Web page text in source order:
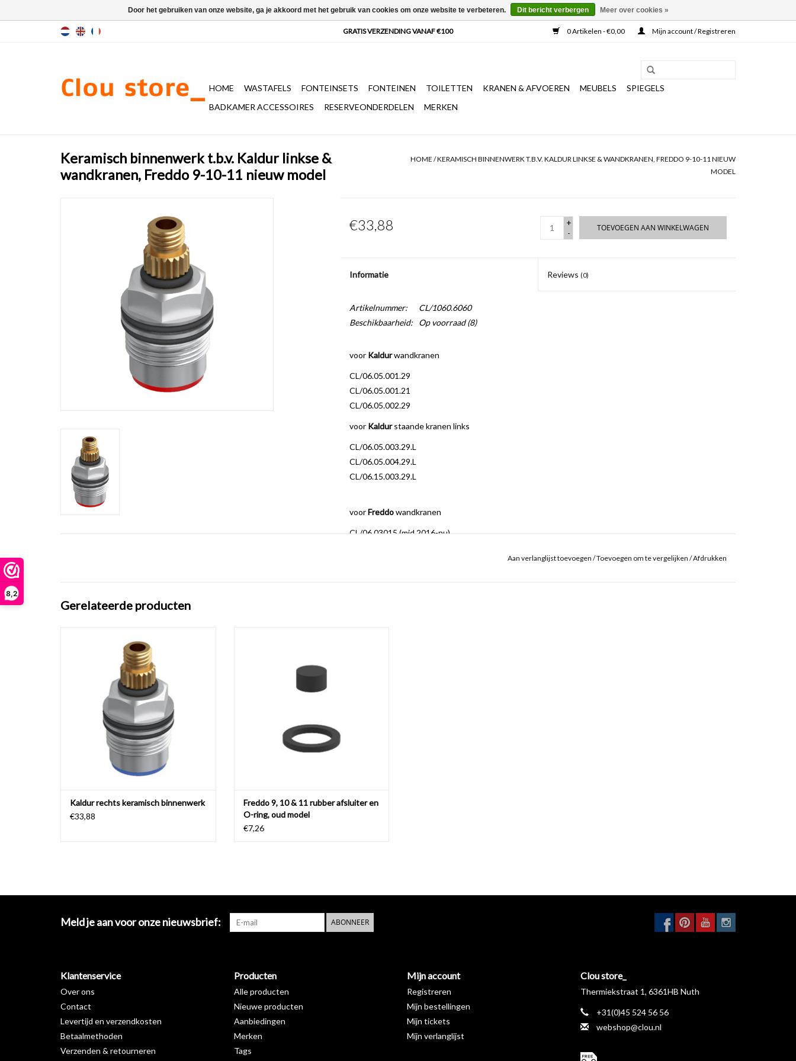
8,2
0 Artikelen - €0,00 Mijn account / Registreren
HOME WASTAFELS FONTEINSETS FONTEINEN TOILETTEN KRANEN & AFVOEREN MEUBELS
SPIEGELS
BADKAMER ACCESSOIRES
RESERVEONDERDELEN MERKEN
Keramisch binnenwerk t.b.v. Kaldur linkse &
wandkranen, Freddo 9-10-11 nieuw model
HOME /KERAMISCH BINNENWERK T.B.V. KALDUR LINKSE & WANDKRANEN, FREDDO 9-10-11 NIEUW
MODEL
€33,88
+
-
TOEVOEGEN AAN WINKELWAGEN
Informatie Reviews (0)
Artikelnummer:
CL/1060.6060
Beschikbaarheid:
Op voorraad(8)
voor Kaldurwandkranen
CL/06.05.001.29
CL/06.05.001.21
CL/06.05.002.29
voor Kaldurstaande kranen links
CL/06.05.003.29.L
CL/06.05.004.29.L
CL/06.15.003.29.L
voorFreddowandkranen
CL/06.03015 (mid 2016-nu)
Aan verlanglijst toevoegen /Toevoegen om te vergelijken /Afdrukken
Gerelateerde producten
TOEVOEGEN AAN WINKELWAGEN
Kaldur rechts keramisch binnenwerk
€33,88
Freddo 9, 10 & 11 rubber afsluiter en
O-ring, oud model
€7,26
Meld je aan voor onze nieuwsbrief: ABONNEER
Klantenservice
Over ons
Contact
Levertijd en verzendkosten
Betaalmethoden
Verzenden & retourneren
Producten
Alle producten
Nieuwe producten
Aanbiedingen
Merken
Tags
Mijn account
Registreren
Mijn bestellingen
Mijn tickets
Mijn verlanglijst
Clou store_
Thermiekstraat 1, 6361HB Nuth
+31(0)45 524 56 56
webshop@clou.nl
Door het gebruiken van onze website, ga je akkoord met het gebruik van cookies om onze website te verbeteren. Dit bericht verbergen Meer over cookies »